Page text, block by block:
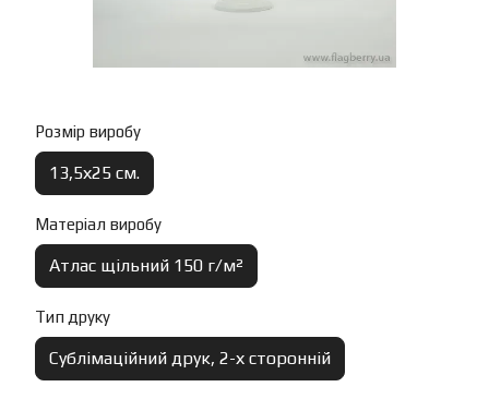
Розмір виробу
13,5х25 см.
Матеріал виробу
Атлас щільний 150 г/м²
Тип друку
Сублімаційний друк, 2-х сторонній